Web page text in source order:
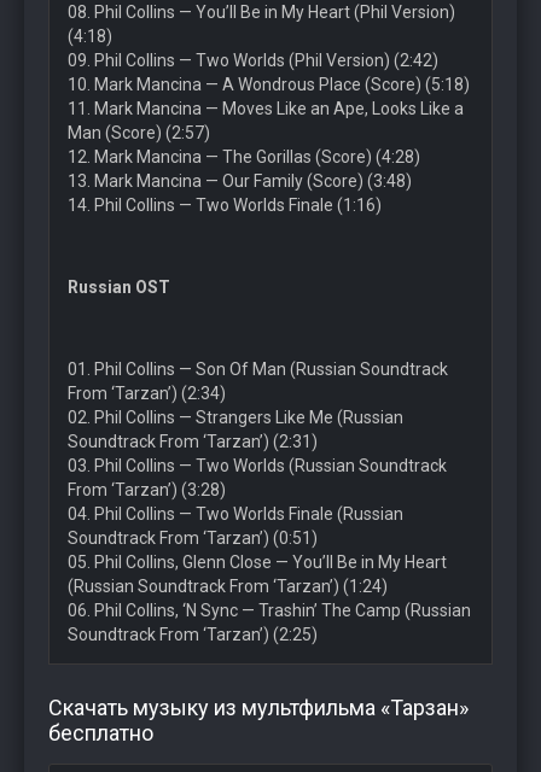
08. Phil Collins — You’ll Be in My Heart (Phil Version)
(4:18)
09. Phil Collins — Two Worlds (Phil Version) (2:42)
10. Mark Mancina — A Wondrous Place (Score) (5:18)
11. Mark Mancina — Moves Like an Ape, Looks Like a
Man (Score) (2:57)
12. Mark Mancina — The Gorillas (Score) (4:28)
13. Mark Mancina — Our Family (Score) (3:48)
14. Phil Collins — Two Worlds Finale (1:16)
Russian OST
01. Phil Collins — Son Of Man (Russian Soundtrack
From ‘Tarzan’) (2:34)
02. Phil Collins — Strangers Like Me (Russian
Soundtrack From ‘Tarzan’) (2:31)
03. Phil Collins — Two Worlds (Russian Soundtrack
From ‘Tarzan’) (3:28)
04. Phil Collins — Two Worlds Finale (Russian
Soundtrack From ‘Tarzan’) (0:51)
05. Phil Collins, Glenn Close — You’ll Be in My Heart
(Russian Soundtrack From ‘Tarzan’) (1:24)
06. Phil Collins, ‘N Sync — Trashin’ The Camp (Russian
Soundtrack From ‘Tarzan’) (2:25)
Скачать музыку из мультфильма «Тарзан»
бесплатно